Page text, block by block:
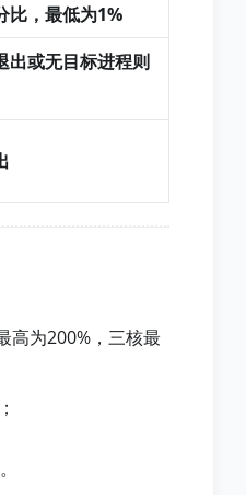
比，最低为1%
出或无目标进程则
高为200%，三核最